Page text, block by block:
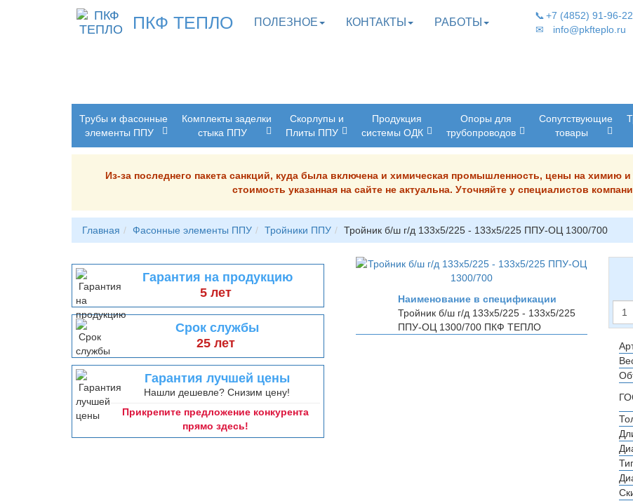
ПКФ ТЕПЛО ПОЛЕЗНОЕ КОНТАКТЫ РАБОТЫ
📞
✉
+7 (4852) 91-96-22
info@pkfteplo.ru
Трубы и фасонные
элементы ППУ
Комплекты заделки
стыка ППУ
Скорлупы и
Плиты ППУ
Продукция
системы ОДК
Опоры для
трубопроводов
Сопутствующие
товары
Из-за последнего пакета санкций, куда была включена и химическая промышленность, цены на химию
стоимость указанная на сайте не актуальна. Уточняйте у специалистов
Главная Фасонные элементы ППУ Тройники ППУ Тройник б/ш г/д 133х5/225 - 133х5/225 ППУ-ОЦ 1300/700
Гарантия на продукцию
5 лет
Срок службы
25 лет
Гарантия лучшей цены
Нашли дешевле? Снизим цену!
Прикрепите предложение конкурента
прямо здесь!
Наименование в спецификации
Тройник б/ш г/д 133х5/225 - 133х5/225
ППУ-ОЦ 1300/700 ПКФ ТЕПЛО